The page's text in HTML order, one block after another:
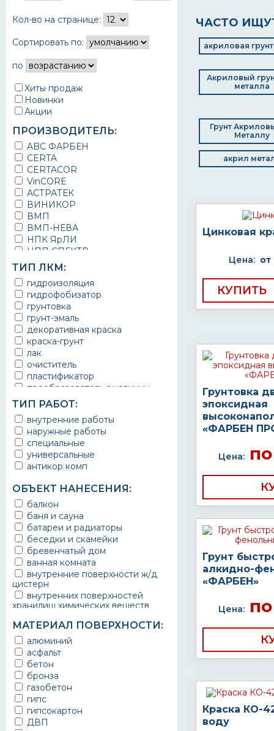
Кол-во на странице:
Сортировать по:
по
Хиты продаж
Новинки
Акции
ПРОИЗВОДИТЕЛЬ:
ABC ФАРБЕН
CERTA
CERTACOR
VinCORE
АСТРАТЕК
ВИНИКОР
ВМП
ВМП-НЕВА
НПК ЯрЛИ
НПП СПЕКТР
НПФ ЭМАЛЬ
ТЕРМА
УРЕПЛЕН
ТИП ЛКМ:
гидроизоляция
гидрофобизатор
грунтовка
грунт-эмаль
декоративная краска
краска-грунт
лак
очиститель
пластификатор
преобразователь ржавчины
эмаль
Краска
Покрытие
грунт эмаль
защитное покрытие
ТИП РАБОТ:
внутренние работы
наружные работы
специальные
универсальные
антикор комп
ОБЪЕКТ НАНЕСЕНИЯ:
балкон
баня и сауна
батареи и радиаторы
беседки и скамейки
бревенчатый дом
ванная комната
внутренние поверхности ж/д
цистерн
внутренних поверхностей
хранилищ химических веществ
ворота
выхлопные системы
автомобилей
газопроводы
гараж
гидротехнические сооружения
городской транспорт
грузовые вагоны
двери металлические
МАТЕРИАЛ ПОВЕРХНОСТИ:
алюминий
асфальт
бетон
бронза
газобетон
гипс
гипсокартон
ДВП
ЧАСТО
акриловая
Акриловый
металла
Грунт
Металлу
акрил
Цинковая
Цена: от
КУПИТЬ
Грунтовка
эпоксидная
«ФАРБЕН
Цена:по
Грунт
алкидно-
«ФАРБЕН»
Цена:по
Краска КО-
воду